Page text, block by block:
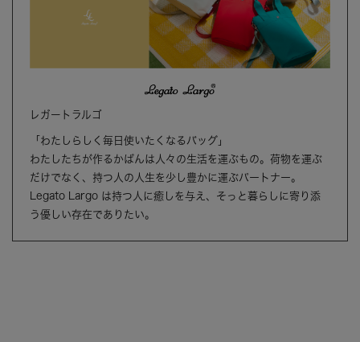
レガートラルゴ
「わたしらしく毎日使いたくなるバッグ」
わたしたちが作るかばんは人々の生活を運ぶもの。荷物を運ぶ
だけでなく、持つ人の人生を少し豊かに運ぶパートナー。
Legato Largo は持つ人に癒しを与え、そっと暮らしに寄り添
う優しい存在でありたい。